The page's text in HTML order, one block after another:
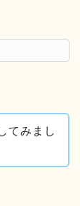
てみまし